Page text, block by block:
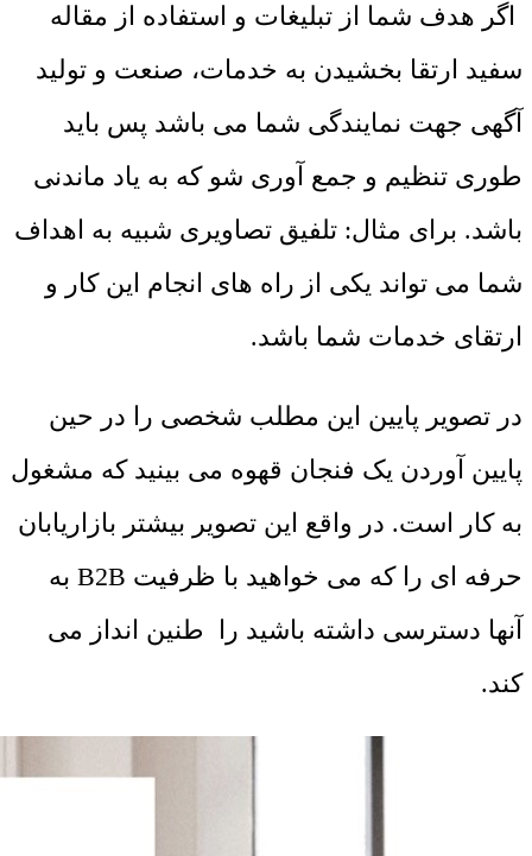
اگر هدف شما از تبلیغات و استفاده از مقاله
سفید ارتقا بخشیدن به خدمات، صنعت و تولید
آگهی جهت نمایندگی شما می باشد پس باید
طوری تنظیم و جمع آوری شو که به یاد ماندنی
باشد. برای مثال: تلفیق تصاویری شبیه به اهداف
شما می تواند یکی از راه های انجام این کار و
ارتقای خدمات شما باشد.
در تصویر پایین این مطلب شخصی را در حین
پایین آوردن یک فنجان قهوه می بینید که مشغول
به کار است. در واقع این تصویر بیشتر بازاریابان
حرفه ای را که می خواهید با ظرفیت
به
آنها دسترسی داشته باشید را طنین انداز می
کند.